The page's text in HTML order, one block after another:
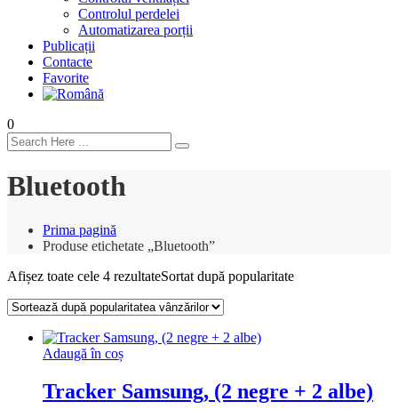
Сontrolul perdelei
Automatizarea porții
Publicații
Contacte
Favorite
0
Bluetooth
Prima pagină
Produse etichetate „Bluetooth”
Afișez toate cele 4 rezultateSortat după popularitate
Adaugă în coș
Tracker Samsung, (2 negre + 2 albe)